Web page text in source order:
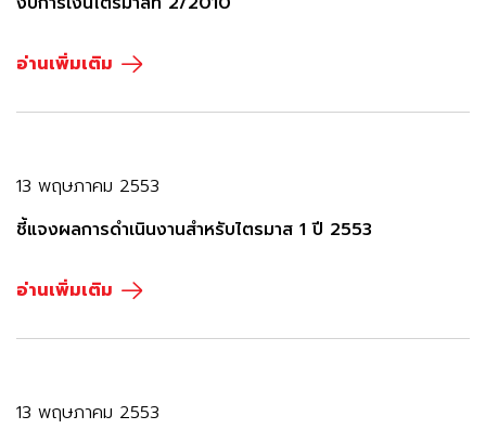
อ่านเพิ่มเติม
13 พฤษภาคม 2553
ชี้แจงผลการดำเนินงานสำหรับไตรมาส 1 ปี 2553
อ่านเพิ่มเติม
13 พฤษภาคม 2553